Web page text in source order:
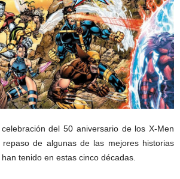
del 50 aniversario de los X-Men
de algunas de las mejores historias
tenido en estas cinco décadas.